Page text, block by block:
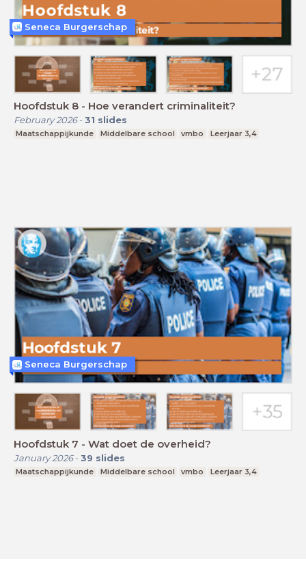
Hoofdstuk 8 - Hoe verandert criminaliteit?
February 2026- 31 slides
Maatschappijkunde Middelbare school vmbo Leerjaar 3,4
Seneca Burgerschap
Hoofdstuk 7 - Wat doet de overheid?
January 2026- 39 slides
Maatschappijkunde Middelbare school vmbo Leerjaar 3,4
Seneca Burgerschap